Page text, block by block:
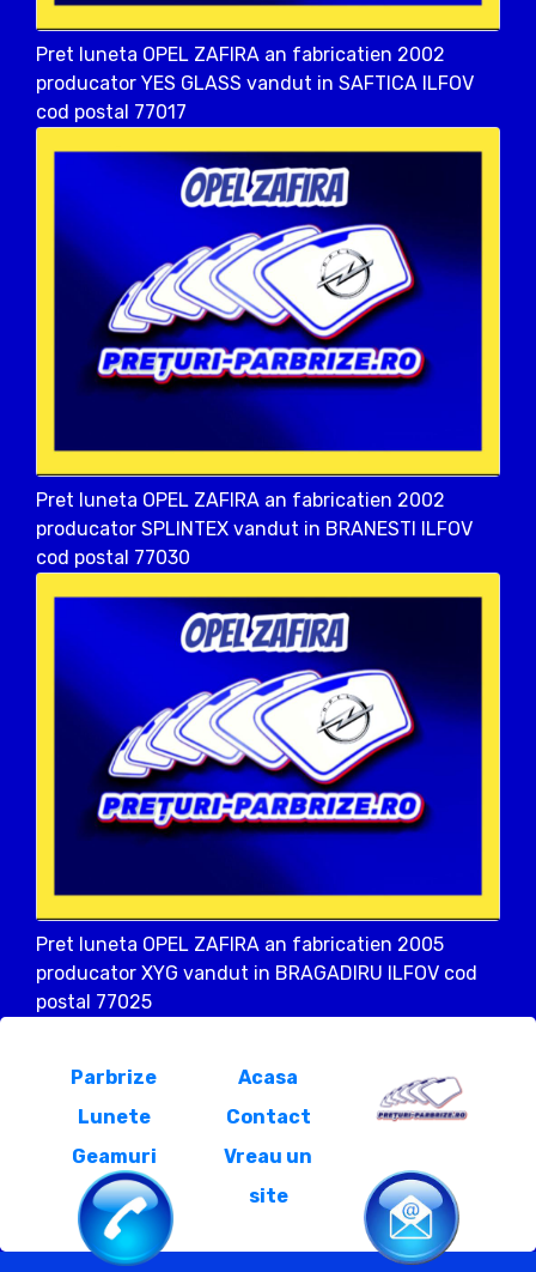
Pret luneta OPEL ZAFIRA an fabricatien 2002
producator YES GLASS vandut in SAFTICA ILFOV
cod postal 77017
Pret luneta OPEL ZAFIRA an fabricatien 2002
producator SPLINTEX vandut in BRANESTI ILFOV
cod postal 77030
Pret luneta OPEL ZAFIRA an fabricatien 2005
producator XYG vandut in BRAGADIRU ILFOV cod
postal 77025
Parbrize
Lunete
Geamuri
Acasa
Contact
Vreau un
site